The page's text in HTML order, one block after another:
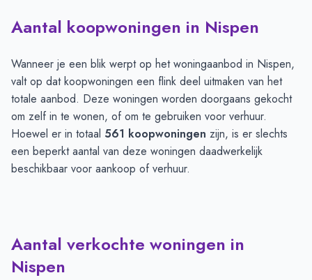
Aantal koopwoningen in Nispen
Wanneer je een blik werpt op het woningaanbod in Nispen,
valt op dat koopwoningen een flink deel uitmaken van het
totale aanbod. Deze woningen worden doorgaans gekocht
om zelf in te wonen, of om te gebruiken voor verhuur.
Hoewel er in totaal 561 koopwoningen zijn, is er slechts
een beperkt aantal van deze woningen daadwerkelijk
beschikbaar voor aankoop of verhuur.
Aantal verkochte woningen in
Nispen